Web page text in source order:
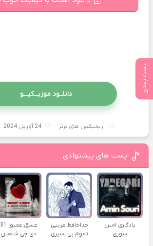
پست بعدی
دانلــود موزیــکیـــو
ریمیکس های برتر 24 آوریل 2024
پست های پیشنهادی
یادگاری امین
سوری
خداحافظ غریبی
تموم بی اسیری
عشق عمیق 31
دی جی شاهین